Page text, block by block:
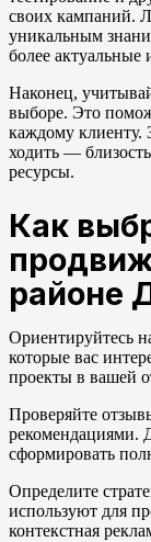
своих кампаний.
уникальным
более актуальные
Наконец,
выборе. Это
каждому клиенту.
ходить —
ресурсы.
Как
районе
Ориентируйтесь
которые вас
проекты в вашей
Проверяйте
рекомендациями.
сформировать
Определите
используют для
контекстная